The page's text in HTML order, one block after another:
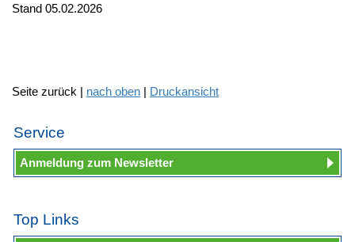
Stand 05.02.2026
Seite zurück | nach oben | Druckansicht
Service
Anmeldung zum Newsletter
Top Links